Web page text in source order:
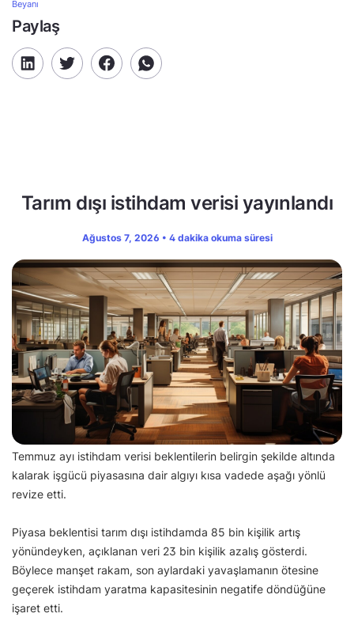
Beyanı
Paylaş
Tarım dışı istihdam verisi yayınlandı
Ağustos 7, 2026 • 4 dakika okuma süresi
Temmuz ayı istihdam verisi beklentilerin belirgin şekilde altında
kalarak işgücü piyasasına dair algıyı kısa vadede aşağı yönlü
revize etti.
Piyasa beklentisi tarım dışı istihdamda 85 bin kişilik artış
yönündeyken, açıklanan veri 23 bin kişilik azalış gösterdi.
Böylece manşet rakam, son aylardaki yavaşlamanın ötesine
geçerek istihdam yaratma kapasitesinin negatife döndüğüne
işaret etti.